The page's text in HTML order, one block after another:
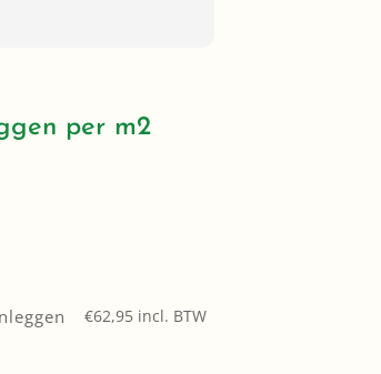
per m2
€62,95 incl. BTW